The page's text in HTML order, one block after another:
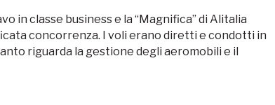
in classe business e la “Magnifica” di Alitalia
concorrenza. I voli erano diretti e condotti in
riguarda la gestione degli aeromobili e il